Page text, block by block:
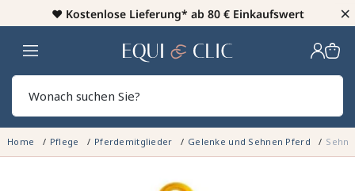
♥️ Kostenlose Lieferung* ab 80 € Einkaufswert ×
Heim
Home Pflege Pferdemitglieder Gelenke und Sehnen Pferd